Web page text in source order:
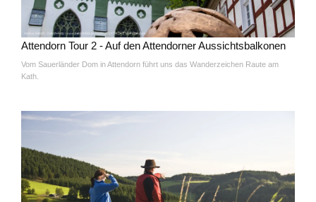
Attendorn Tour 2 - Auf den Attendorner Aussichtsbalkonen
Vom Sauerländer Dom in Attendorn führt uns das Wanderzeichen Raute am
Kath.